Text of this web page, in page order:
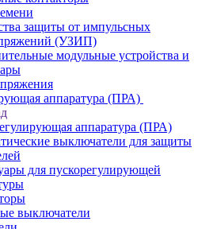
защиты от импульсных
(УЗИП)
модульные устройства и
аппаратура (ПРА)
аппаратура (ПРА)
выключатели для защиты
для пускорегулирующей
выключатели